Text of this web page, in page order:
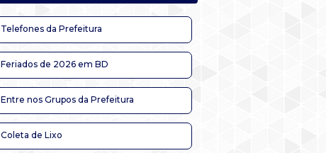
Telefones da Prefeitura
Feriados de 2026 em BD
Entre nos Grupos da Prefeitura
Coleta de Lixo